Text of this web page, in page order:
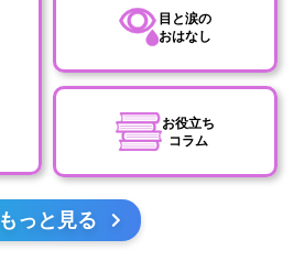
目と涙の
おはなし
お役立ち
コラム
もっと見る